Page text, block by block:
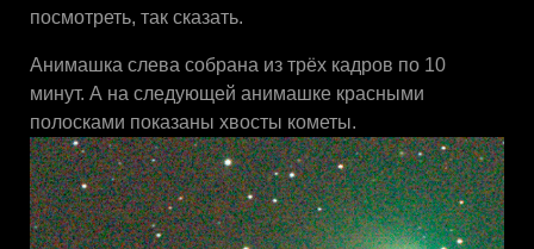
посмотреть, так сказать.
Анимашка слева собрана из трёх кадров по 10
минут. А на следующей анимашке красными
полосками показаны хвосты кометы.